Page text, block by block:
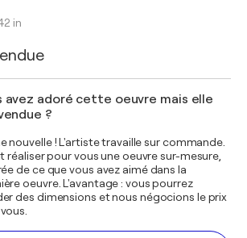
in
avez adoré cette oeuvre mais elle
?
nouvelle ! L'artiste travaille sur commande.
réaliser pour vous une oeuvre sur-mesure,
de ce que vous avez aimé dans la
oeuvre. L'avantage : vous pourrez
des dimensions et nous négocions le prix